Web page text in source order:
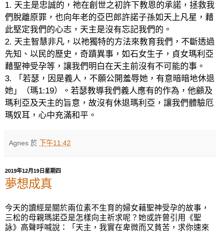
1. 天主是忠誠的，祂在創世之初許下教恩的承諾，拯救我
們脫離原罪，也向年老的亞巴郎許諾子孫如天上凡星，藉
此堅定我們的心志，天主是沒有忘記我們的。
2. 天主智慧非凡，以祂獨特的方法來教育我們，不斷透過
先知、以民的歷史，奇蹟異事，如石女生子，貞女瑪利亞
藉聖神受孕等，讓我們明白在天主前沒有不可能的事。
3.
「若瑟，因是義人，不願公開羞辱她，有意暗暗地休退
她」（瑪1:19）。若瑟教導我們義人應有的作為，他顧及
瑪利亞及天主的旨意，故沒有休退瑪利亞，讓我們體驗厄
瑪奴耳，心中充滿和平。
Agnes 於 下午11:42
2019年12月19日星期四
夢想成真
今天的讀經是關於兩位素不生育的婦女藉聖神受孕的故事，
三松的母親瑪諾亞是怎樣向主祈求呢？她或許曾引用《聖
詠》高聲呼喊說：「天主，我實在卑微而又貧苦，求你速來